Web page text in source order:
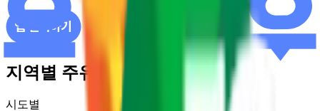
지역별 주유소 가격 정보
시도별